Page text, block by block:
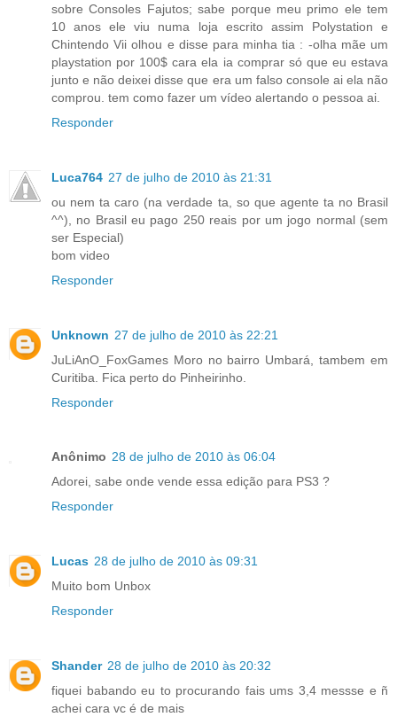
sobre Consoles Fajutos; sabe porque meu primo ele tem
10 anos ele viu numa loja escrito assim Polystation e
Chintendo Vii olhou e disse para minha tia : -olha mãe um
playstation por 100$ cara ela ia comprar só que eu estava
junto e não deixei disse que era um falso console ai ela não
comprou. tem como fazer um vídeo alertando o pessoa ai.
Responder
Luca764 27 de julho de 2010 às 21:31
ou nem ta caro (na verdade ta, so que agente ta no Brasil
^^), no Brasil eu pago 250 reais por um jogo normal (sem
ser Especial)
bom video
Responder
Unknown 27 de julho de 2010 às 22:21
JuLiAnO_FoxGames Moro no bairro Umbará, tambem em
Curitiba. Fica perto do Pinheirinho.
Responder
Anônimo 28 de julho de 2010 às 06:04
Adorei, sabe onde vende essa edição para PS3 ?
Responder
Lucas 28 de julho de 2010 às 09:31
Muito bom Unbox
Responder
Shander 28 de julho de 2010 às 20:32
fiquei babando eu to procurando fais ums 3,4 messse e ñ
achei cara vc é de mais